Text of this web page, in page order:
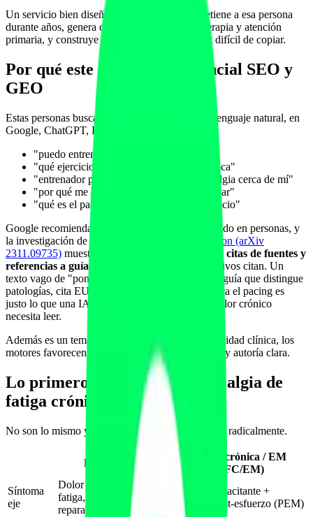
Un servicio bien diseñado hace lo contrario: retiene a esa persona
durante años, genera derivaciones desde fisioterapia y atención
primaria, y construye una reputación local muy difícil de copiar.
Por qué este tema tiene potencial SEO y
GEO
Estas personas buscan respuestas concretas, en lenguaje natural, en
Google, ChatGPT, Perplexity o Gemini:
"puedo entrenar con fibromialgia"
"qué ejercicio es bueno para la fatiga crónica"
"entrenador personal que sepa de fibromialgia cerca de mí"
"por qué me da un brote después de entrenar"
"qué es el pacing y cómo se aplica al ejercicio"
Google recomienda contenido útil, fiable y centrado en personas, y
la investigación de Generative Engine Optimization (arXiv
2311.09735) muestra que el contenido con
datos, citas de fuentes y
referencias a guías
es el que los motores generativos citan. Un
texto vago de "ponte en forma" es invisible. Una guía que distingue
patologías, cita EULAR/NICE/Cochrane y explica el pacing es
justo lo que una IA cita y lo que un cliente con dolor crónico
necesita leer.
Además es un tema E-E-A-T puro: por su sensibilidad clínica, los
motores favorecen fuentes con criterio, prudencia y autoría clara.
Lo primero: distinguir fibromialgia de
fatiga crónica/EM
No son lo mismo y el enfoque de ejercicio cambia radicalmente.
Fibromialgia
Fatiga crónica / EM
(SFC/EM)
Síntoma
eje
Dolor generalizado,
fatiga, sueño no
reparador
Fatiga incapacitante +
malestar post-esfuerzo (PEM)